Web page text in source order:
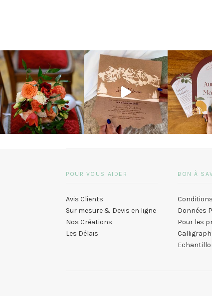
POUR VOUS AIDER
Avis Clients
Sur mesure & Devis en ligne
Nos Créations
Les Délais
BON À
Données
Pour les